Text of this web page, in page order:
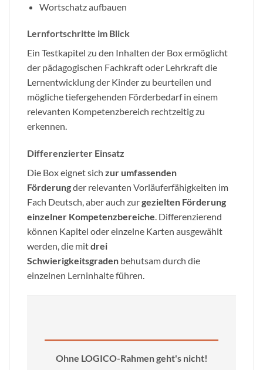
Wortschatz aufbauen
Lernfortschritte im Blick
Ein Testkapitel zu den Inhalten der Box ermöglicht
der pädagogischen Fachkraft oder Lehrkraft die
Lernentwicklung der Kinder zu beurteilen und
mögliche tiefergehenden Förderbedarf in einem
relevanten Kompetenzbereich rechtzeitig zu
erkennen.
Differenzierter Einsatz
Die Box eignet sich zur umfassenden
Förderungder relevanten Vorläuferfähigkeiten im
Fach Deutsch, aber auch zurgezielten Förderung
einzelner Kompetenzbereiche. Differenzierend
können Kapitel oder einzelne Karten ausgewählt
werden, die mitdrei
Schwierigkeitsgraden behutsam durch die
einzelnen Lerninhalte führen.
Ohne LOGICO-Rahmen geht's nicht!